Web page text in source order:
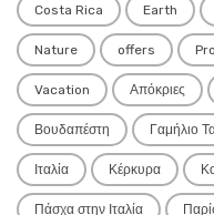
Costa Rica Earth
Nature offers
Vacation Απόκριες
Βουδαπέστη Γαμήλιο
Ιταλία Κέρκυρα
Πάσχα στην Ιταλία